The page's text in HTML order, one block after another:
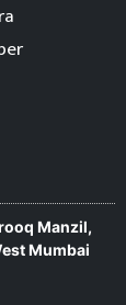
Manzil,
Mumbai